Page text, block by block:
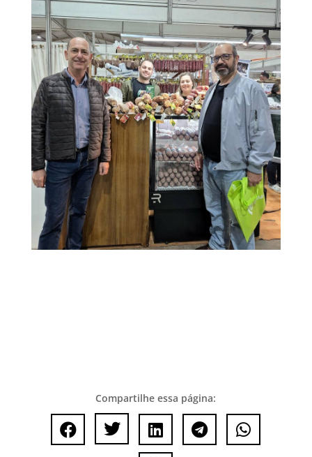
Compartilhe essa página:
    